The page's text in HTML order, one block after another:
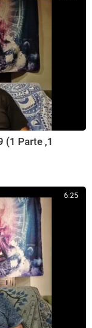
(1 Parte ,1
6:25